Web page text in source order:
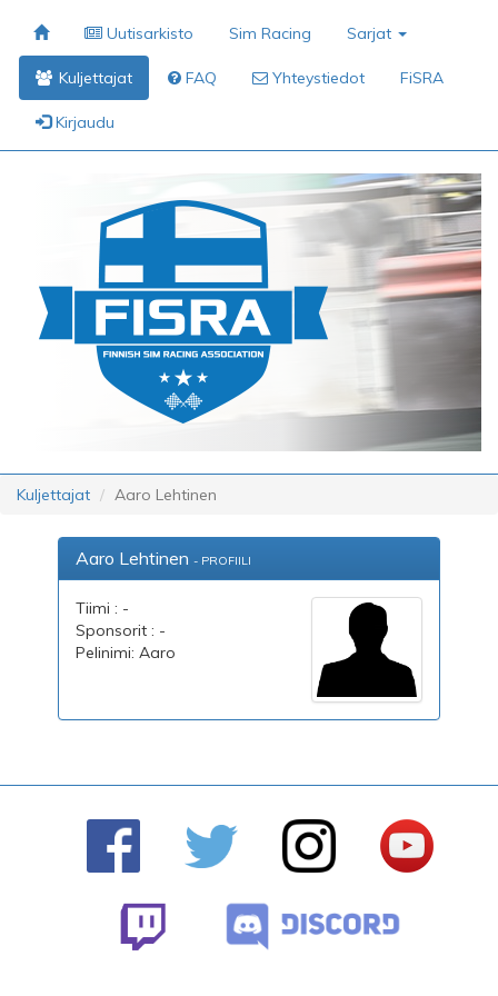
Uutisarkisto Sim Racing Sarjat
Kuljettajat FAQ Yhteystiedot FiSRA
Kirjaudu
Kuljettajat Aaro Lehtinen
Aaro Lehtinen - PROFIILI
Tiimi : -
Sponsorit : -
Pelinimi: Aaro